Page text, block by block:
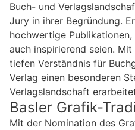
Buch- und
Jury in ihrer Begründung.
hochwertige
auch inspirierend seien.
tiefen Verständnis für
Verlag einen besonderen
Verlagslandschaft
Basler Grafik-
Mit der Nomination des